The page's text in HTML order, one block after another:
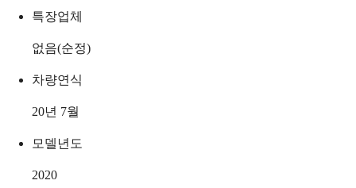
특장업체
없음(순정)
차량연식
20년 7월
모델년도
2020